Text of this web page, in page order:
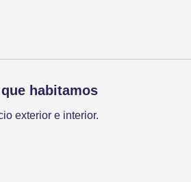
habitamos
exterior e interior.